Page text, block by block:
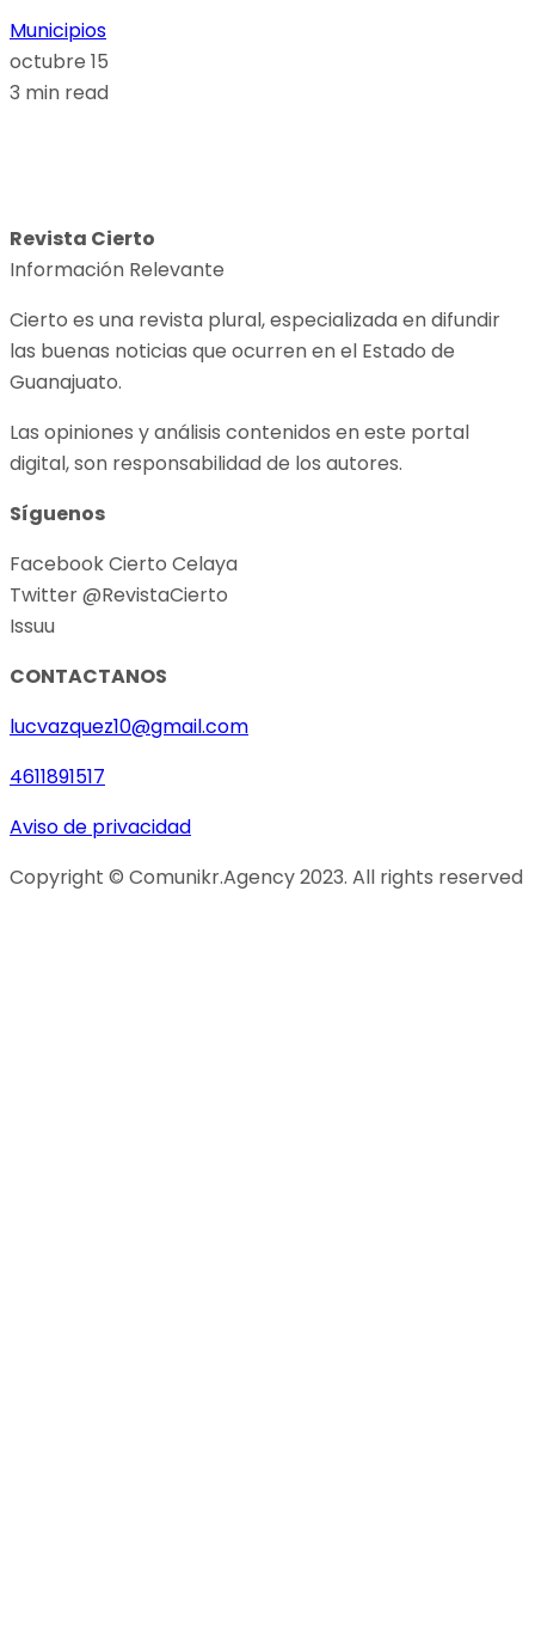
Municipios
octubre 15
3 min read
Revista Cierto
Información Relevante
Cierto es una revista plural, especializada en difundir
las buenas noticias que ocurren en el Estado de
Guanajuato.
Las opiniones y análisis contenidos en este portal
digital, son responsabilidad de los autores.
Síguenos
Facebook Cierto Celaya
Twitter @RevistaCierto
Issuu
CONTACTANOS
lucvazquez10@gmail.com
4611891517
Aviso de privacidad
Copyright © Comunikr.Agency 2023. All rights reserved